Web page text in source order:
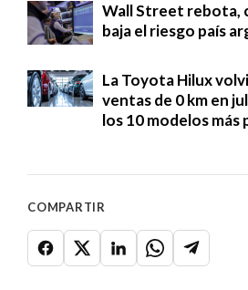
Wall Street rebota,
baja el riesgo país
La Toyota Hilux
ventas de 0 km en
los 10 modelos
COMPARTIR